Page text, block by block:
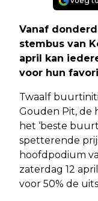
Vanaf
stembus van
april kan
voor hun
Twaalf
Gouden Pit, de
het ‘beste
spetterende
hoofdpodium
zaterdag 12
voor 50% de